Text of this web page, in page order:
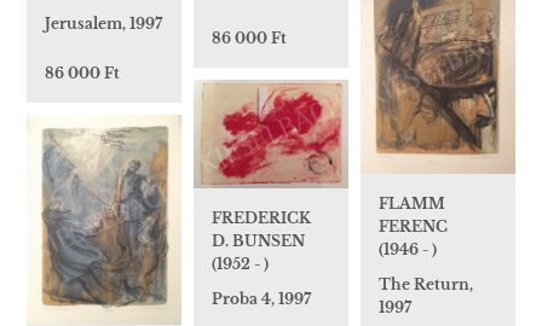
Jerusalem, 1997
86 000 Ft
86 000 Ft
FLAMM
FERENC
(1946 - )
The Return,
1997
FREDERICK
D. BUNSEN
(1952 - )
Proba 4, 1997